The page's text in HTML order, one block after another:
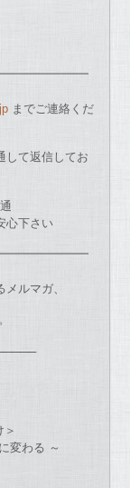
までご連絡くだ
して返信してお
心下さい
ルマガ、
変わる ～